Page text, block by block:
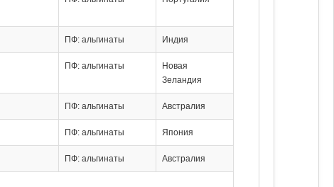
ПФ: альгинаты Индия
ПФ: альгинаты
Новая
Зеландия
ПФ: альгинаты Австралия
ПФ: альгинаты Япония
ПФ: альгинаты Австралия